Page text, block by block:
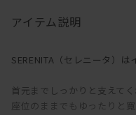
アイテム説明
SERENITA（セレニータ）は
首元までしっかりと支えて
座位のままでもゆったりと寛